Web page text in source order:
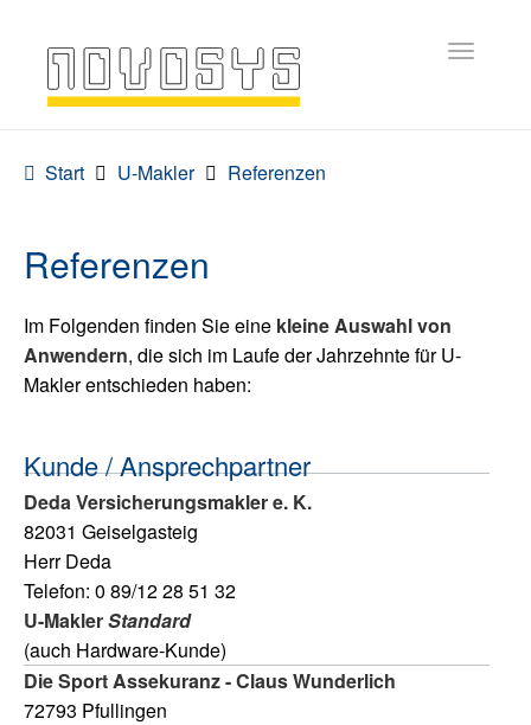
Start U-Makler Referenzen
Referenzen
Im Folgenden finden Sie eine kleine Auswahl von
Anwendern, die sich im Laufe der Jahrzehnte für U-
Makler entschieden haben:
Kunde / Ansprechpartner
Deda Versicherungsmakler e. K.
82031 Geiselgasteig
Herr Deda
Telefon: 0 89/12 28 51 32
U-MaklerStandard
(auch Hardware-Kunde)
Die Sport Assekuranz - Claus Wunderlich
72793 Pfullingen